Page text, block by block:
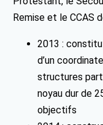
Remise et le CCAS
2013 :
d’un
structures
noyau dur de
objectifs